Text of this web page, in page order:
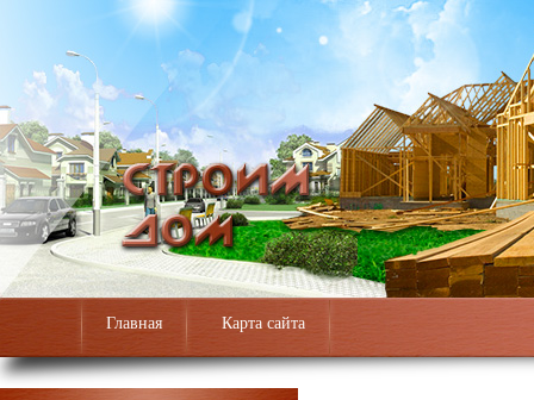
Главная Карта сайта